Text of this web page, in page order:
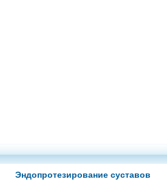
Эндопротезирование суставов